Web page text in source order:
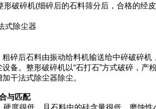
形破碎机(细碎后的石料筛分后，合格的经
式除尘器
碎后石料由振动给料机输送给中碎破碎
备。整形破碎机以“石打石”方式破碎，
干法式除尘器除尘。
与匹配
度很低，且石料中的硅含量很低，磨蚀